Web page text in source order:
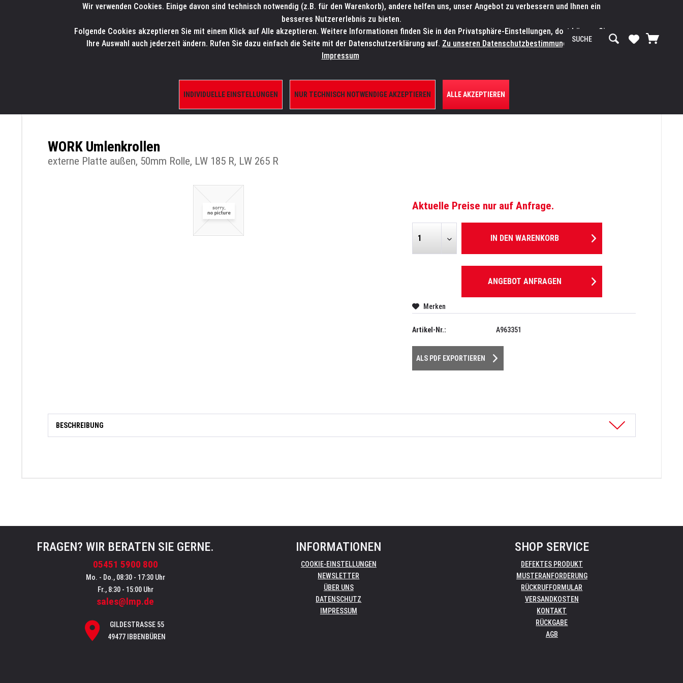
SALES-HOTLINE: +49 5451 5900-800 24/7: sales@lmp.de SERVICE-WERKSTATT Service/Hilfe
HOME PRODUKTE/SHOP MARKEN AKTUELLES SERVICE ÜBER UNS
ERSATZTEILE
WORK Umlenkrollen
externe Platte außen, 50mm Rolle, LW 185 R, LW 265 R
Aktuelle Preise nur auf Anfrage.
IN DEN WARENKORB
ANGEBOT ANFRAGEN
Merken
Artikel-Nr.: A963351
ALS PDF EXPORTIEREN
BESCHREIBUNG
FRAGEN? WIR BERATEN SIE GERNE.
05451 5900 800
Mo. - Do., 08:30 - 17:30 Uhr
Fr., 8:30 - 15:00 Uhr
sales@lmp.de
GILDESTRASSE 55
49477 IBBENBÜREN
INFORMATIONEN
COOKIE-EINSTELLUNGEN
NEWSLETTER
ÜBER UNS
DATENSCHUTZ
IMPRESSUM
SHOP SERVICE
DEFEKTES PRODUKT
MUSTERANFORDERUNG
RÜCKRUFFORMULAR
VERSANDKOSTEN
KONTAKT
RÜCKGABE
AGB
Wir verwenden Cookies. Einige davon sind technisch notwendig (z.B. für den Warenkorb), andere helfen uns, unser Angebot zu verbessern und Ihnen ein
besseres Nutzererlebnis zu bieten.
Folgende Cookies akzeptieren Sie mit einem Klick auf Alle akzeptieren. Weitere Informationen finden Sie in den Privatsphäre-Einstellungen, dort können Sie
Ihre Auswahl auch jederzeit ändern. Rufen Sie dazu einfach die Seite mit der Datenschutzerklärung auf. Zu unseren Datenschutzbestimmungen. Zum
Impressum
INDIVIDUELLE EINSTELLUNGEN NUR TECHNISCH NOTWENDIGE AKZEPTIEREN ALLE AKZEPTIEREN